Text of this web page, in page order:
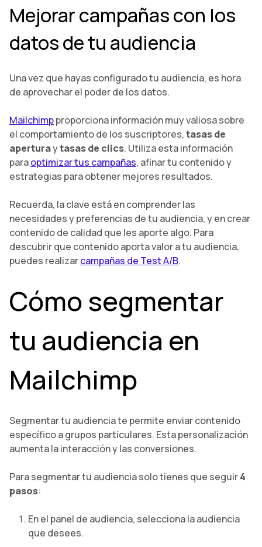
Mejorar campañas con los
datos de tu audiencia
Una vez que hayas configurado tu audiencia, es hora
de aprovechar el poder de los datos.
Mailchimpproporciona información muy valiosa sobre
el comportamiento de los suscriptores,tasas de
aperturaytasas de clics. Utiliza esta información
paraoptimizar tus campañas, afinar tu contenido y
estrategias para obtener mejores resultados.
Recuerda, la clave está en comprender las
necesidades y preferencias de tu audiencia, y en crear
contenido de calidad que les aporte algo. Para
descubrir que contenido aporta valor a tu audiencia,
puedes realizarcampañas de Test A/B.
Cómo segmentar
tu audiencia en
Mailchimp
Segmentar tu audiencia te permite enviar contenido
específico a grupos particulares. Esta personalización
aumenta la interacción y las conversiones.
Para segmentar tu audiencia solo tienes que seguir4
pasos:
En el panel de audiencia, selecciona la audiencia
que desees.